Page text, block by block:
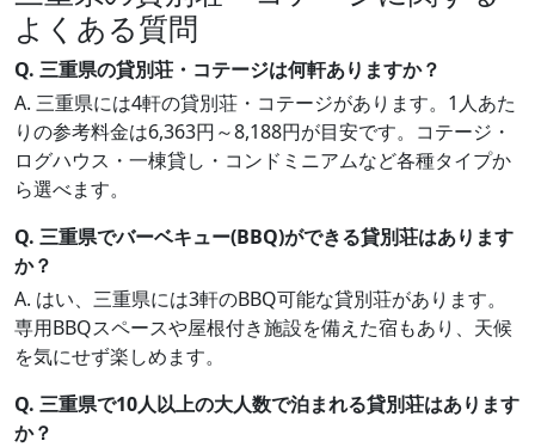
よくある質問
Q. 三重県の貸別荘・コテージは何軒ありますか？
A. 三重県には4軒の貸別荘・コテージがあります。1人あた
りの参考料金は6,363円～8,188円が目安です。コテージ・
ログハウス・一棟貸し・コンドミニアムなど各種タイプか
ら選べます。
Q. 三重県でバーベキュー(BBQ)ができる貸別荘はあります
か？
A. はい、三重県には3軒のBBQ可能な貸別荘があります。
専用BBQスペースや屋根付き施設を備えた宿もあり、天候
を気にせず楽しめます。
Q. 三重県で10人以上の大人数で泊まれる貸別荘はあります
か？